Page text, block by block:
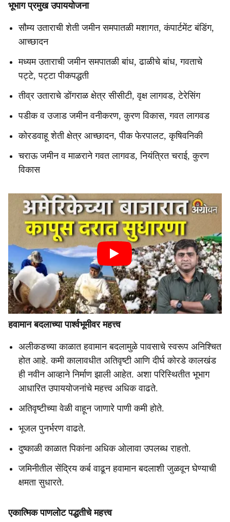
भूभाग प्रमुख उपाययोजना
सौम्य उताराची शेती जमीन समपातळी मशागत, कंपार्टमेंट बंडिंग,
आच्छादन
मध्यम उताराची जमीन समपातळी बांध, ढाळीचे बांध, गवताचे
पट्टे, पट्टा पीकपद्धती
तीव्र उताराचे डोंगराळ क्षेत्र सीसीटी, वृक्ष लागवड, टेरेसिंग
पडीक व उजाड जमीन वनीकरण, कुरण विकास, गवत लागवड
कोरडवाहू शेती क्षेत्र आच्छादन, पीक फेरपालट, कृषिवनिकी
चराऊ जमीन व माळराने गवत लागवड, नियंत्रित चराई, कुरण
विकास
हवामान बदलाच्या पार्श्वभूमीवर महत्त्व
अलीकडच्या काळात हवामान बदलामुळे पावसाचे स्वरूप अनिश्चित
होत आहे. कमी कालावधीत अतिवृष्टी आणि दीर्घ कोरडे कालखंड
ही नवीन आव्हाने निर्माण झाली आहेत. अशा परिस्थितीत भूभाग
आधारित उपाययोजनांचे महत्त्व अधिक वाढते.
अतिवृष्टीच्या वेळी वाहून जाणारे पाणी कमी होते.
भूजल पुनर्भरण वाढते.
दुष्काळी काळात पिकांना अधिक ओलावा उपलब्ध राहतो.
जमिनीतील सेंद्रिय कर्ब वाढून हवामान बदलाशी जुळवून घेण्याची
क्षमता सुधारते.
एकात्मिक पाणलोट पद्धतीचे महत्त्व